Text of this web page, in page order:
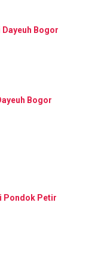
Dayeuh Bogor
Bogor
Pondok Petir